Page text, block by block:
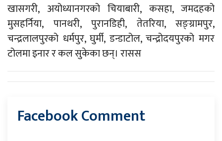
खासगरी, अयोध्यानगरको चियाबारी, कसहा, जमदहको
मुसहर्निया, पानथरी, पुरानडिही, तेतरिया, सङ्ग्रामपुर,
चन्द्रलालपुरको धर्मपुर, घुर्मी, डन्डाटोल, चन्द्रोदयपुरको मगर
टोलमा इनार र कल सुकेका छन्। रासस
Facebook Comment